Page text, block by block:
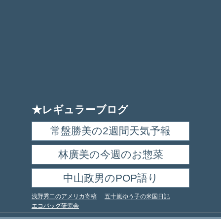
★レギュラーブログ
常盤勝美の2週間天気予報
林廣美の今週のお惣菜
浅野秀二のアメリカ寄稿 五十嵐ゆう子の米国日記
中山政男のPOP語り
エコバッグ研究会